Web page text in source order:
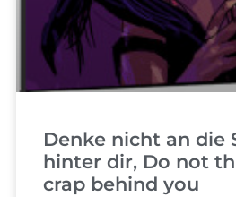
Denke nicht an die
hinter dir, Do not
crap behind you